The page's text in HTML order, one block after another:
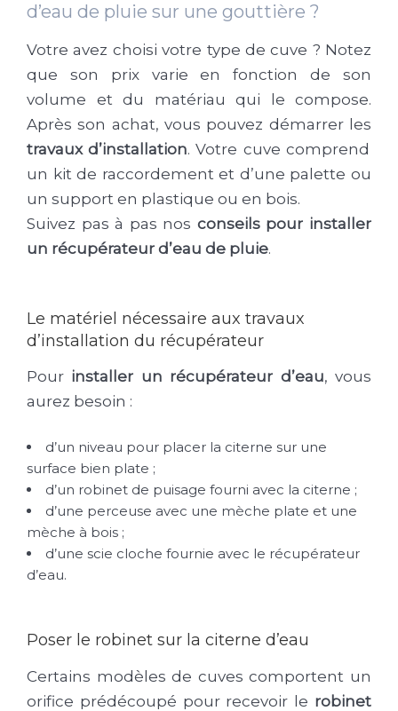
d’eau de pluie sur une gouttière ?
Votre avez choisi votre type de cuve ? Notez
que son prix varie en fonction de son
volume et du matériau qui le compose.
Après son achat, vous pouvez démarrer les
travaux d’installation. Votre cuve comprend
un kit de raccordement et d’une palette ou
un support en plastique ou en bois.
Suivez pas à pas nos conseils pour installer
un récupérateur d’eau de pluie.
Le matériel nécessaire aux travaux
d’installation du récupérateur
Pour installer un récupérateur d’eau, vous
aurez besoin :
d’un niveau pour placer la citerne sur une
surface bien plate ;
d’un robinet de puisage fourni avec la citerne ;
d’une perceuse avec une mèche plate et une
mèche à bois ;
d’une scie cloche fournie avec le récupérateur
d’eau.
Poser le robinet sur la citerne d’eau
Certains modèles de cuves comportent un
orifice prédécoupé pour recevoir le robinet